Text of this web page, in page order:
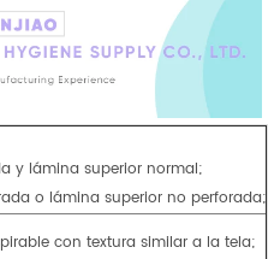
y lámina superior normal;
o lámina superior no perforada;
con textura similar a la tela;